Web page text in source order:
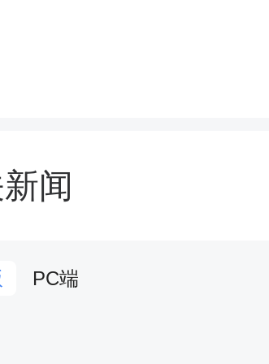
省教育厅主办、长
彻习近平新时代中
闻
PC端